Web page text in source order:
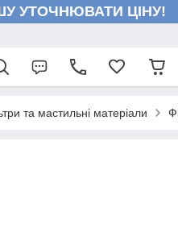
УТОЧНЮВАТИ ЦІНУ!
та мастильні матеріали